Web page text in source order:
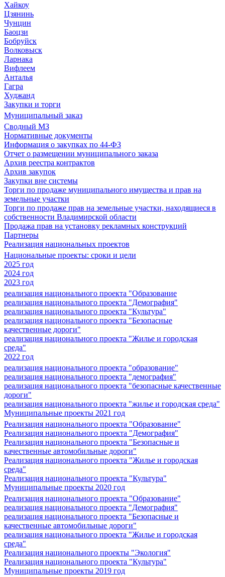
Хайкоу
Цзянинь
Чунцин
Баоцзи
Бобруйск
Волковыск
Ларнака
Вифлеем
Анталья
Гагра
Худжанд
Закупки и торги
Муниципальный заказ
Сводный МЗ
Нормативные документы
Информация о закупках по 44-ФЗ
Отчет о размещении муниципального заказа
Архив реестра контрактов
Архив закупок
Закупки вне системы
Торги по продаже муниципального имущества и прав на
земельные участки
Торги по продаже прав на земельные участки, находящиеся в
собственности Владимирской области
Продажа прав на установку рекламных конструкций
Партнеры
Реализация национальных проектов
Национальные проекты: сроки и цели
2025 год
2024 год
2023 год
реализация национального проекта "Образование
реализация национального проекта "Демография"
реализация национального проекта "Культура"
реализация национального проекта "Безопасные
качественные дороги"
реализация национального проекта "Жилье и городская
среда"
2022 год
реализация национального проекта "образование"
реализация национального проекта "демография"
реализация национального проекта "безопасные качественные
дороги"
реализация национального проекта "жилье и городская среда"
Муниципальные проекты 2021 год
Реализация национального проекта "Образование"
Реализация национального проекта "Демография"
Реализация национального проекта "Безопасные и
качественные автомобильные дороги"
Реализация национального проекта "Жилье и городская
среда"
Реализация национального проекта "Культура"
Муниципальные проекты 2020 год
Реализация национального проекта "Образование"
реализация национального проекта "Демография"
реализация национального проекта "Безопасные и
качественные автомобильные дороги"
реализация национального проекта "Жилье и городская
среда"
Реализация национального проекты "Экология"
Реализация национального проекта "Культура"
Муниципальные проекты 2019 год